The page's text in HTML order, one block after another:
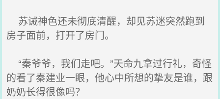
苏诫神色还未彻底清醒，却见苏迷突然跑到
房子面前，打开了房门。
“秦爷爷，我们走吧。”天命九拿过行礼，奇怪
的看了秦建业一眼，他心中所想的挚友是谁，跟
奶奶长得很像吗？